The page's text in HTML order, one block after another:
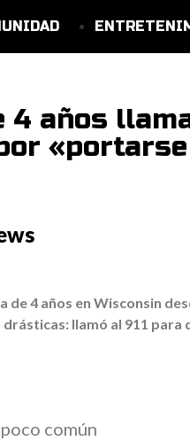
4 años
de 4 años en Wisconsin
llamó al 911 para
común